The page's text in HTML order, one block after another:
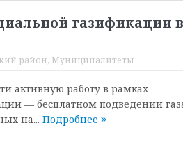
газификации в
район, Муниципалитеты
активную работу в рамках
— бесплатном подведении
на... Подробнее